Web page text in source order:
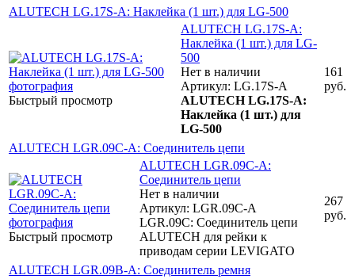
ALUTECH LG.17S-A: Наклейкa (1 шт.) для LG-500
Быстрый просмотр
ALUTECH LG.17S-A:
Наклейкa (1 шт.) для LG-
500
Нет в наличии
Артикул: LG.17S-A
ALUTECH LG.17S-A:
Наклейкa (1 шт.) для
LG-500
161
руб.
ALUTECH LGR.09C-A: Соединитель цепи
Быстрый просмотр
ALUTECH LGR.09C-A:
Соединитель цепи
Нет в наличии
Артикул: LGR.09C-A
LGR.09C: Соединитель цепи
ALUTECH для рейки к
приводам серии LEVIGATO
267
руб.
ALUTECH LGR.09B-A: Соединитель ремня